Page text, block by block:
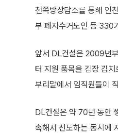
천쪽방상담소를 통해 인
부 폐지수거노인 등 330
앞서 DL건설은 2009년
터 지원 품목을 김장 김
부리말에서 임직원들이
DL건설은 약 70년 동안
속해서 선도하는 동시에